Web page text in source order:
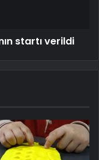
startı verildi